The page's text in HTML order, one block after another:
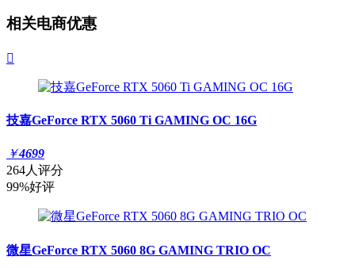
相关电商优惠

技嘉GeForce RTX 5060 Ti GAMING OC 16G
￥4699
264人评分
99%好评
微星GeForce RTX 5060 8G GAMING TRIO OC